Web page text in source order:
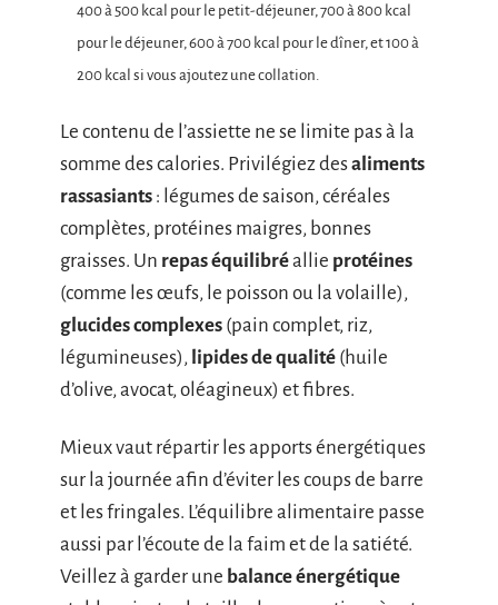
400 à 500 kcal pour le petit-déjeuner, 700 à 800 kcal
pour le déjeuner, 600 à 700 kcal pour le dîner, et 100 à
200 kcal si vous ajoutez une collation.
Le contenu de l’assiette ne se limite pas à la
somme des calories. Privilégiez desaliments
rassasiants : légumes de saison, céréales
complètes, protéines maigres, bonnes
graisses. Un repas équilibréallie protéines
(comme les œufs, le poisson ou la volaille),
glucides complexes (pain complet, riz,
légumineuses), lipides de qualité (huile
d’olive, avocat, oléagineux) et fibres.
Mieux vaut répartir les apports énergétiques
sur la journée afin d’éviter les coups de barre
et les fringales. L’équilibre alimentaire passe
aussi par l’écoute de la faim et de la satiété.
Veillez à garder une balance énergétique